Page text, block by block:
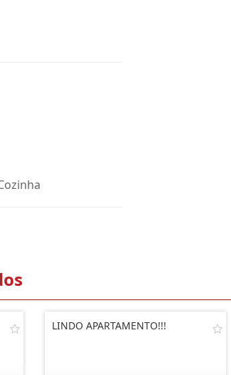
LINDO APARTAMENTO!!!